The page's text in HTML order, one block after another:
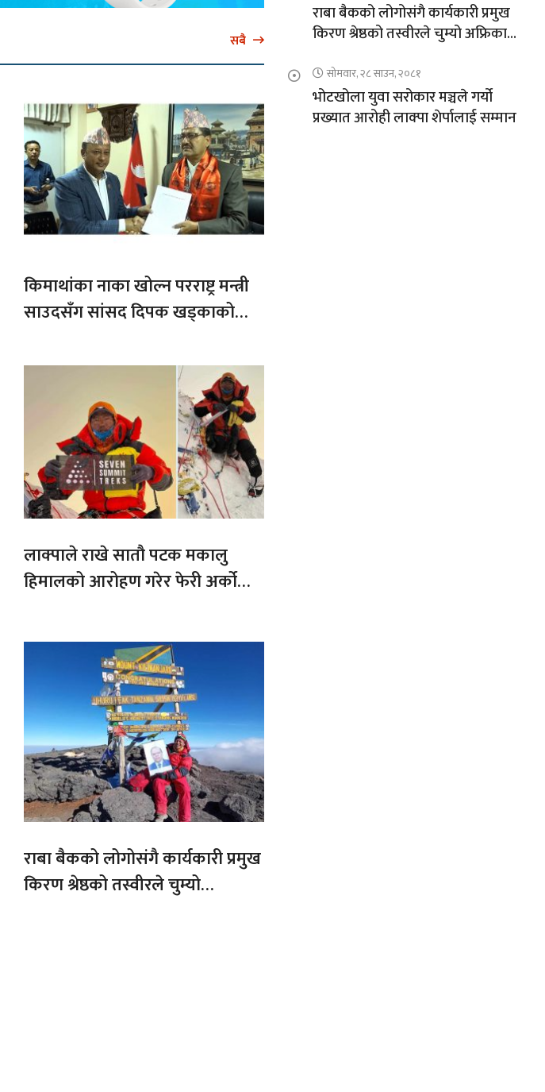
सबै
किमाथांका नाका खोल्न परराष्ट्र मन्त्री
साउदसँग सांसद दिपक खड्काको
लाक्पाले राखे सातौ पटक मकालु
हिमालको आरोहण गरेर फेरी अर्को
राबा बैकको लोगोसंगै कार्यकारी प्रमुख
किरण श्रेष्ठको तस्वीरले चुम्यो
राबा बैकको लोगोसंगै कार्यकारी प्रमुख
किरण श्रेष्ठको तस्वीरले चुम्यो अफ्रिकाको
सोमवार, २८ साउन, २०८१
भोटखोला युवा सरोकार मञ्चले गर्यो
प्रख्यात आरोही लाक्पा शेर्पालाई सम्मान